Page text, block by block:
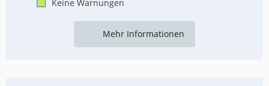
Keine Warnungen
Mehr Informationen